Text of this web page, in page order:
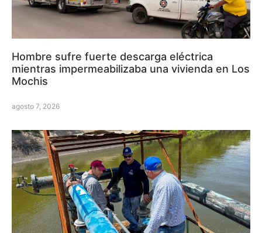
Hombre sufre fuerte descarga eléctrica
mientras impermeabilizaba una vivienda en Los
Mochis
agosto 7, 2026